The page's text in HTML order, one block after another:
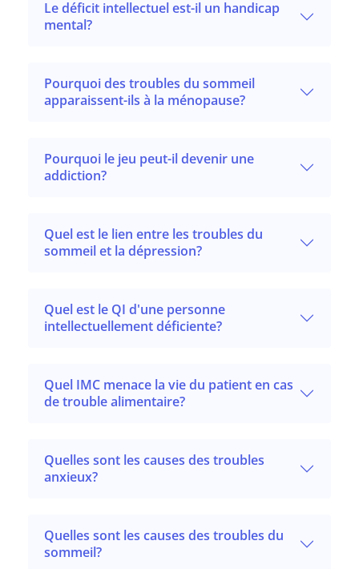
Le déficit intellectuel est-il un handicap
mental?
Pourquoi des troubles du sommeil
apparaissent-ils à la ménopause?
Pourquoi le jeu peut-il devenir une
addiction?
Quel est le lien entre les troubles du
sommeil et la dépression?
Quel est le QI d'une personne
intellectuellement déficiente?
Quel IMC menace la vie du patient en cas
de trouble alimentaire?
Quelles sont les causes des troubles
anxieux?
Quelles sont les causes des troubles du
sommeil?